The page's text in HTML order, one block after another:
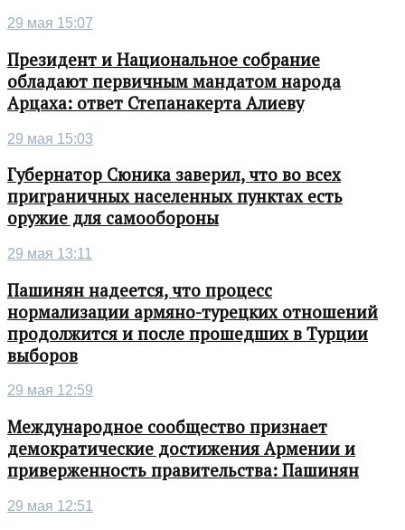
29 мая 15:07
Президент и Национальное собрание
обладают первичным мандатом народа
Арцаха: ответ Степанакерта Алиеву
29 мая 15:03
Губернатор Сюника заверил, что во всех
приграничных населенных пунктах есть
оружие для самообороны
29 мая 13:11
Пашинян надеется, что процесс
нормализации армяно-турецких отношений
продолжится и после прошедших в Турции
выборов
29 мая 12:59
Международное сообщество признает
демократические достижения Армении и
приверженность правительства: Пашинян
29 мая 12:51